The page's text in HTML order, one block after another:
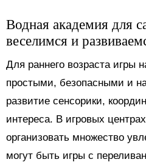
Водная академия для
веселимся и
Для раннего возраста игры
простыми, безопасными и
развитие сенсорики,
интереса. В игровых
организовать множество
могут быть игры с